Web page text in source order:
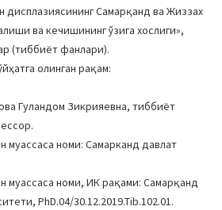
Самарқанд ва Жиззах
ва кечишининг ўзига хослиги»,
(тиббиёт фанлари).
олинган рақам:
Гуландом Зикрияевна, тиббиёт
муассаса номи: Самарканд давлат
муассаса номи, ИК рақами: Самарқанд
PhD.04/30.12.2019.Tib.102.01.